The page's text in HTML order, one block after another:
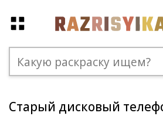
Старый дисковый